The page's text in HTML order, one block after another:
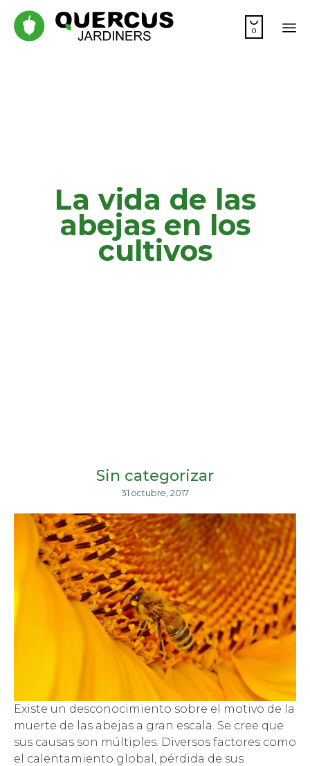

0
La vida de las
abejas en los
cultivos
Sin categorizar
31 octubre, 2017
Existe un desconocimiento sobre el motivo de la
muerte de las abejas a gran escala. Se cree que
sus causas son múltiples. Diversos factores como
el calentamiento global, pérdida de sus